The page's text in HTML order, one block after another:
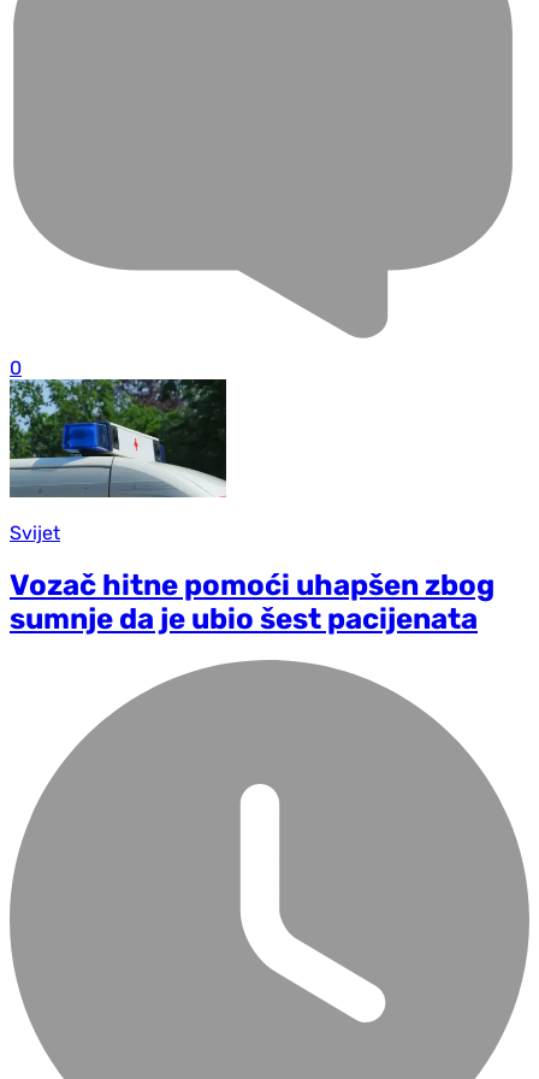
0
Svijet
Vozač hitne pomoći uhapšen zbog
sumnje da je ubio šest pacijenata